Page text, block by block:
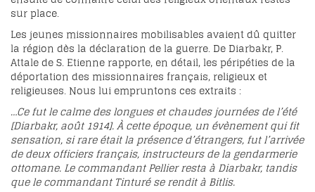
sur place.
Les jeunes missionnaires mobilisables avaient dû quitter
la région dès la déclaration de la guerre. De Diarbakr, P.
Attale de S. Etienne rapporte, en détail, les péripéties de la
déportation des missionnaires français, religieux et
religieuses. Nous lui empruntons ces extraits :
…Ce fut le calme des longues et chaudes journées de l’été
[Diarbakr, août 1914]. À cette époque, un évènement qui fit
sensation, si rare était la présence d’étrangers, fut l’arrivée
de deux officiers français, instructeurs de la gendarmerie
ottomane. Le commandant Pellier resta à Diarbakr, tandis
que le commandant Tinturé se rendit à Bitlis.